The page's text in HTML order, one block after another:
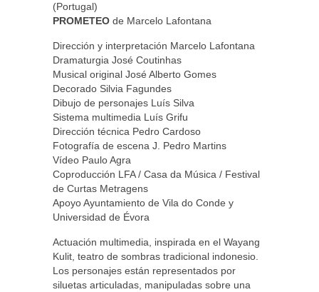
(Portugal)
PROMETEO de Marcelo Lafontana
Dirección y interpretación Marcelo Lafontana
Dramaturgia José Coutinhas
Musical original José Alberto Gomes
Decorado Silvia Fagundes
Dibujo de personajes Luís Silva
Sistema multimedia Luís Grifu
Dirección técnica Pedro Cardoso
Fotografía de escena J. Pedro Martins
Vídeo Paulo Agra
Coproducción LFA / Casa da Música / Festival
de Curtas Metragens
Apoyo Ayuntamiento de Vila do Conde y
Universidad de Évora
Actuación multimedia, inspirada en el Wayang
Kulit, teatro de sombras tradicional indonesio.
Los personajes están representados por
siluetas articuladas, manipuladas sobre una